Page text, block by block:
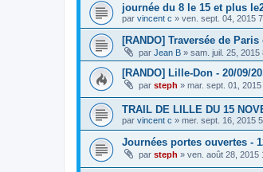
journée du 8 le 15 et plus
par vincent c » ven. sept. 04, 2015
[RANDO] Traversée de
par Jean B » sam. juil. 25, 2015
[RANDO] Lille-Don - 20/09/
par steph » mar. sept. 01, 2015
TRAIL DE LILLE DU 15
par vincent c » mer. sept. 16, 2015
Journées portes ouvertes -
par steph » ven. août 28, 2015